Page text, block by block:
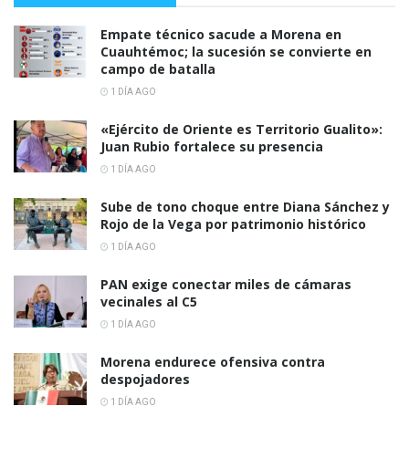
Empate técnico sacude a Morena en
Cuauhtémoc; la sucesión se convierte en
campo de batalla
1 DÍA AGO
«Ejército de Oriente es Territorio Gualito»:
Juan Rubio fortalece su presencia
1 DÍA AGO
Sube de tono choque entre Diana Sánchez y
Rojo de la Vega por patrimonio histórico
1 DÍA AGO
PAN exige conectar miles de cámaras
vecinales al C5
1 DÍA AGO
Morena endurece ofensiva contra
despojadores
1 DÍA AGO